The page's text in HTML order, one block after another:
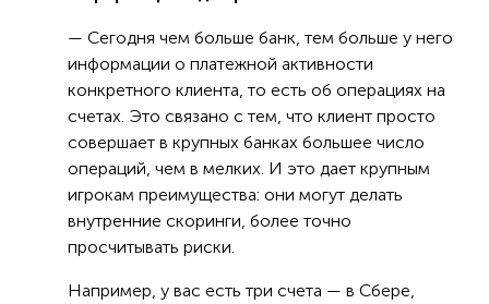
— Сегодня чем больше банк, тем больше у него
информации о платежной активности
конкретного клиента, то есть об операциях на
счетах. Это связано с тем, что клиент просто
совершает в крупных банках большее число
операций, чем в мелких. И это дает крупным
игрокам преимущества: они могут делать
внутренние скоринги, более точно
просчитывать риски.
Например, у вас есть три счета — в Сбере,